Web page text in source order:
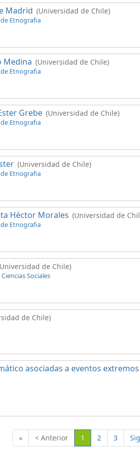
Madrid (Universidad de Chile)
Etnografia
Medina (Universidad de Chile)
Etnografia
Grebe (Universidad de Chile)
Etnografia
(Universidad de Chile)
Etnografia
Héctor Morales (Universidad de
Etnografia
de Chile)
Sociales
de Chile)
asociadas a eventos
« < Anterior 1 (Actual)
2 3